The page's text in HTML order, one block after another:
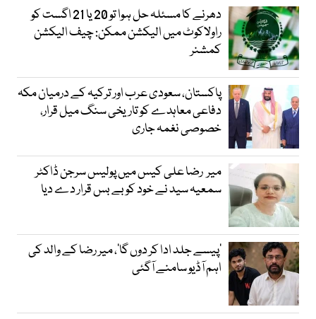
دھرنے کا مسئلہ حل ہوا تو 20 یا 21 اگست کو
راولاکوٹ میں الیکشن ممکن: چیف الیکشن
کمشنر
پاکستان، سعودی عرب اور ترکیہ کے درمیان مکہ
دفاعی معاہدے کو تاریخی سنگ میل قرار،
خصوصی نغمہ جاری
میر رضا علی کیس میں پولیس سرجن ڈاکٹر
سمعیہ سید نے خود کو بے بس قرار دے دیا
’پیسے جلد ادا کر دوں گا‘، میر رضا کے والد کی
اہم آڈیو سامنے آگئی